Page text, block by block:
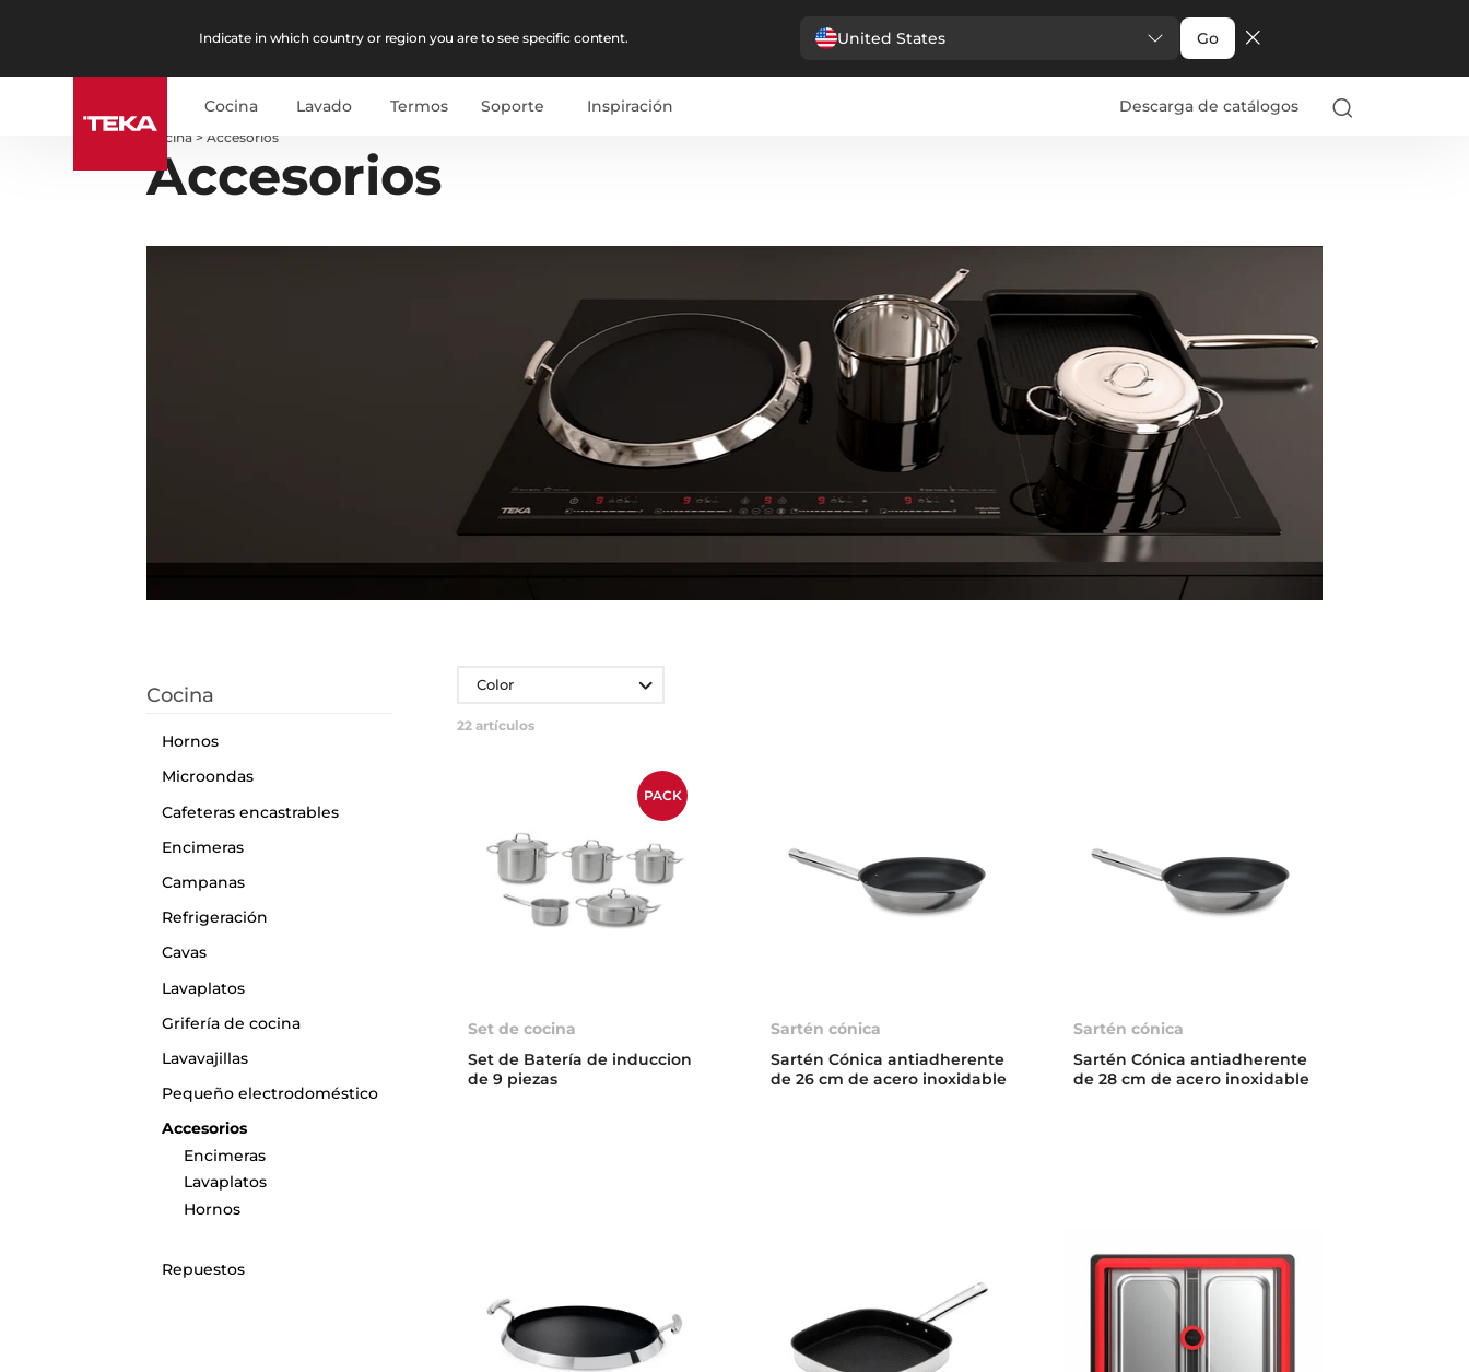
Indicate in which country or region you are to see specific content. United States Go
Cocina Lavado Termos Soporte Inspiración Descarga de catálogos
Cocina >Accesorios
Accesorios
Cocina
Hornos
Microondas
Cafeteras encastrables
Encimeras
Campanas
Refrigeración
Cavas
Lavaplatos
Grifería de cocina
Lavavajillas
Pequeño electrodoméstico
Accesorios
Encimeras
Lavaplatos
Hornos
Repuestos
Color
22 artículos
PACK
Set de cocina
Set de Batería de induccion
de 9 piezas
Sartén cónica
Sartén Cónica antiadherente
de 26 cm de acero inoxidable
Sartén cónica
Sartén Cónica antiadherente
de 28 cm de acero inoxidable